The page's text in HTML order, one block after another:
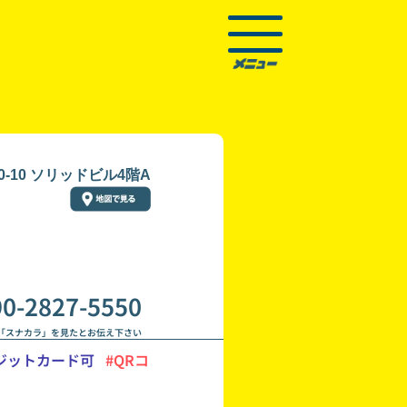
10 ソリッドビル4階A
2827-5550
スナカラ」を見たとお伝え下さい
ットカード可 #QRコ